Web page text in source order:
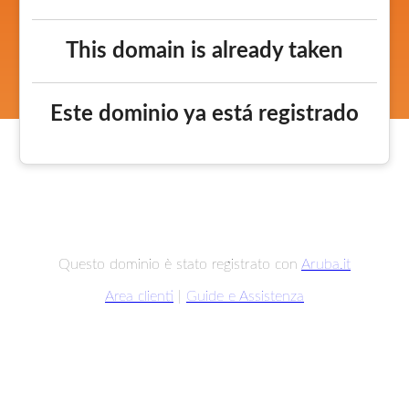
This domain is already taken
Este dominio ya está registrado
Questo dominio è stato registrato con Aruba.it
Area clienti Guide e Assistenza